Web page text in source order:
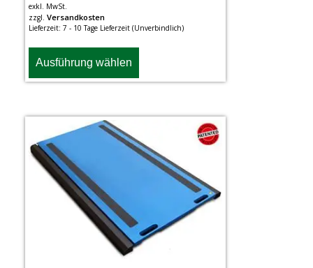
exkl. MwSt.
zzgl. Versandkosten
Lieferzeit: 7 - 10 Tage Lieferzeit (Unverbindlich)
Ausführung wählen